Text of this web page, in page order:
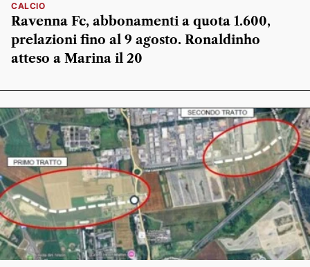
CALCIO
Ravenna Fc, abbonamenti a quota 1.600,
prelazioni fino al 9 agosto. Ronaldinho
atteso a Marina il 20